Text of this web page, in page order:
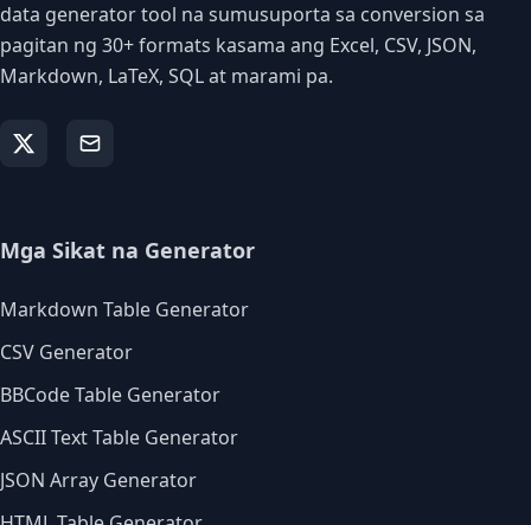
data generator tool na sumusuporta sa conversion sa
pagitan ng 30+ formats kasama ang Excel, CSV, JSON,
Markdown, LaTeX, SQL at marami pa.
Mga Sikat na Generator
Markdown Table Generator
CSV Generator
BBCode Table Generator
ASCII Text Table Generator
JSON Array Generator